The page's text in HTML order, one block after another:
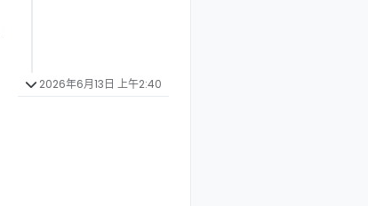
2026年6月13日 上午2:40